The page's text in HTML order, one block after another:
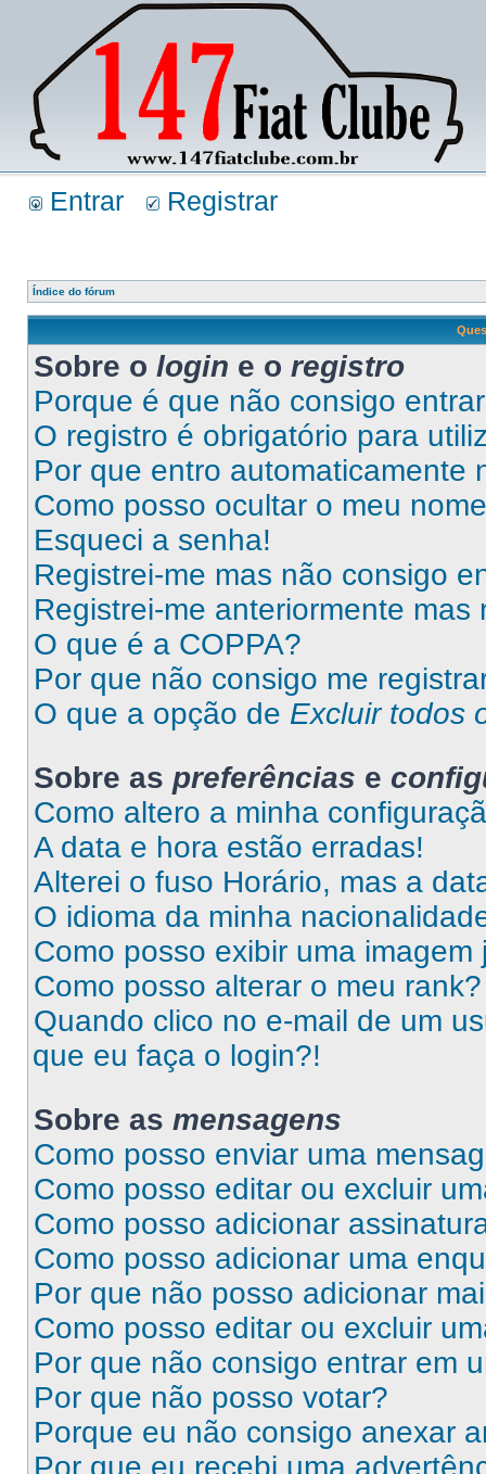
Entrar Registrar
Índice do fórum
Sobre o login e o registro
Porque é que não consigo
O registro é obrigatório para
Por que entro automaticamente
Como posso ocultar o meu
Esqueci a senha!
Registrei-me mas não consigo
Registrei-me anteriormente
O que é a COPPA?
Por que não consigo me
O que a opção de Excluir todos
Sobre as preferências e
Como altero a minha
A data e hora estão erradas!
Alterei o fuso Horário, mas a
O idioma da minha
Como posso exibir uma
Como posso alterar o meu rank?
Quando clico no e-mail de um
que eu faça o login?!
Sobre as mensagens
Como posso enviar uma
Como posso editar ou excluir
Como posso adicionar
Como posso adicionar uma
Por que não posso adicionar
Como posso editar ou excluir
Por que não consigo entrar em
Por que não posso votar?
Porque eu não consigo anexar
Por que eu recebi uma